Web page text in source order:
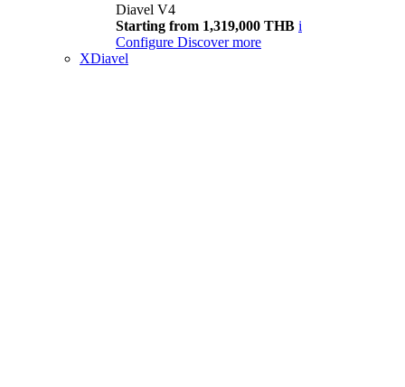
Diavel V4
Starting from 1,319,000 THB i
Configure Discover more
XDiavel